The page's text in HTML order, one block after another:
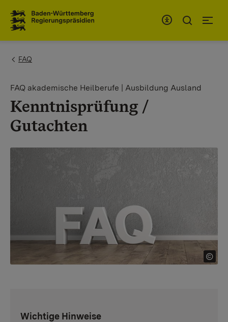
You are here:
FAQ
FAQ akademische Heilberufe | Ausbildung Ausland
Kenntnisprüfung /
Gutachten
Wichtige Hinweise